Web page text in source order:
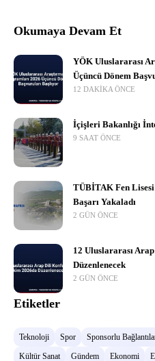
Okumaya Devam Et
YÖK Uluslararası
Üçüncü Dönem
12 DAKIKA ÖNCE
İçişleri Bakanlığı
9 SAAT ÖNCE
TÜBİTAK Fen
Başarı Yakaladı
2 GÜN ÖNCE
12 Uluslararası
Düzenlenecek
2 GÜN ÖNCE
Etiketler
Teknoloji Spor Sponsorlu
Kültür Sanat
Gündem Ekonomi